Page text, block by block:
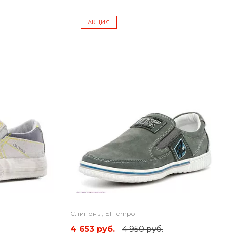
АКЦИЯ
Слипоны, El Tempo
4 653 руб. 4 950 руб.